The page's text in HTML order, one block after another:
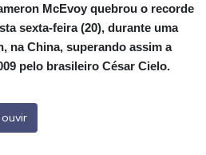
McEvoy quebrou o recorde
sexta-feira (20), durante uma
na China, superando assim a
pelo brasileiro César Cielo.